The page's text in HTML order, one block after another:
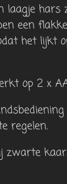
laagje
een
het lijkt
op 2 x
regelen.
zwarte